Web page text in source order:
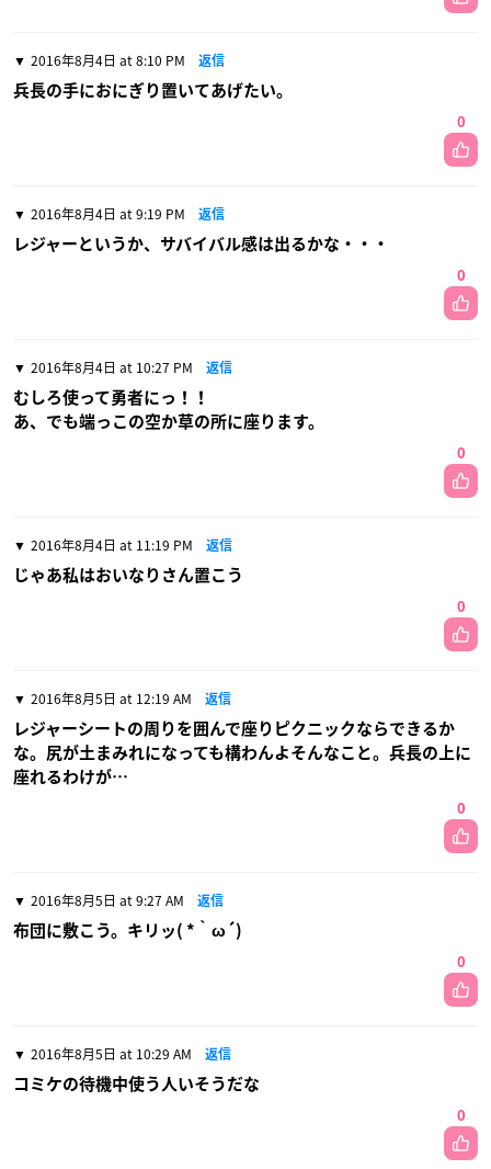
2016年8月4日 at 8:10 PM 返信
兵長の手におにぎり置いてあげたい。
0
2016年8月4日 at 9:19 PM 返信
レジャーというか、サバイバル感は出るかな・・・
0
2016年8月4日 at 10:27 PM 返信
むしろ使って勇者にっ！！
あ、でも端っこの空か草の所に座ります。
0
2016年8月4日 at 11:19 PM 返信
じゃあ私はおいなりさん置こう
0
2016年8月5日 at 12:19 AM 返信
レジャーシートの周りを囲んで座りピクニックならできるか
な。尻が土まみれになっても構わんよそんなこと。兵長の上に
座れるわけが…
0
2016年8月5日 at 9:27 AM 返信
布団に敷こう。キリッ( *｀ω´)
0
2016年8月5日 at 10:29 AM 返信
コミケの待機中使う人いそうだな
0